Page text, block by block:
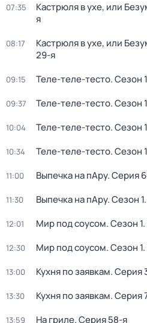
07:35 Кастрюля в ухе, или
я
08:17 Кастрюля в ухе, или
29-я
09:15 Теле-теле-тесто. Сезон 1
09:37 Теле-теле-тесто. Сезон 1
10:04 Теле-теле-тесто. Сезон 1
10:34 Теле-теле-тесто. Сезон 1
11:00 Выпечка на пАру. Серия
11:30 Выпечка на пАру. Сезон 1
12:01 Мир под соусом. Сезон 1
12:30 Мир под соусом. Сезон 1
13:00 Кухня по заявкам. Серия
13:30 Кухня по заявкам. Серия
13:59 На гриле. Серия 58-я